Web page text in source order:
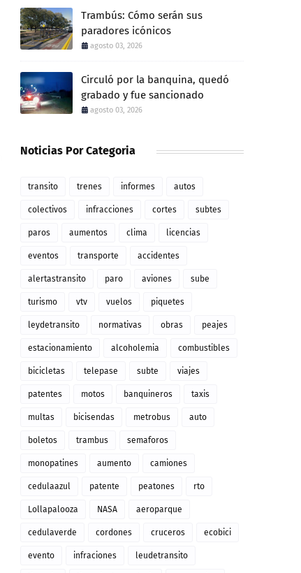
Trambús: Cómo serán sus
paradores icónicos
agosto 03, 2026
Circuló por la banquina, quedó
grabado y fue sancionado
agosto 03, 2026
Noticias Por Categoria
transito trenes informes autos
colectivos infracciones cortes subtes
paros aumentos clima licencias
eventos transporte accidentes
alertastransito paro aviones sube
turismo vtv vuelos piquetes
leydetransito normativas obras peajes
estacionamiento alcoholemia combustibles
bicicletas telepase subte viajes
patentes motos banquineros taxis
multas bicisendas metrobus auto
boletos trambus semaforos
monopatines aumento camiones
cedulaazul patente peatones rto
Lollapalooza NASA aeroparque
cedulaverde cordones cruceros ecobici
evento infraciones leudetransito